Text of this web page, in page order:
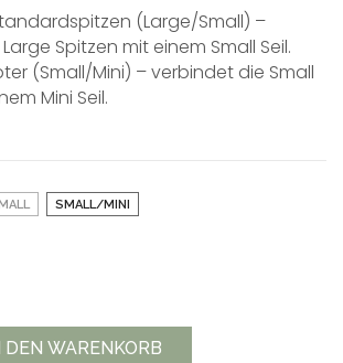
(Large/Small) –
Spitzen mit einem Small Seil.
(Small/Mini) – verbindet die Small
Mini Seil.
SMALL/MINI
DEN WARENKORB